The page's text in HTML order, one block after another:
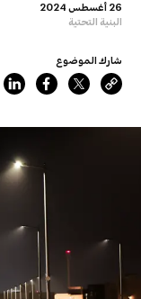
26 أغسطس 2024
البنية التحتية
شارك الموضوع